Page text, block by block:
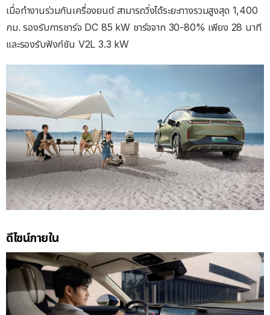
เมื่อทำงานร่วมกันเครื่องยนต์ สามารถวิ่งได้ระยะทางรวมสูงสุด 1,400
กม. รองรับการชาร์จ DC 85 kW ชาร์จจาก 30-80% เพียง 28 นาที
และรองรับฟังก์ชัน V2L 3.3 kW
ดีไซน์ภายใน